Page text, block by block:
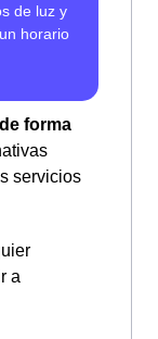
forma
servicios
a